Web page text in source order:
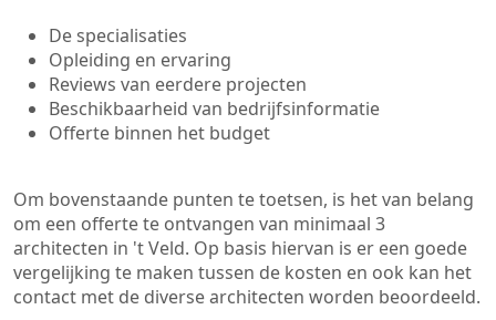
De specialisaties
Opleiding en ervaring
Reviews van eerdere projecten
Beschikbaarheid van bedrijfsinformatie
Offerte binnen het budget
Om bovenstaande punten te toetsen, is het van belang
om een offerte te ontvangen van minimaal 3
architecten in 't Veld. Op basis hiervan is er een goede
vergelijking te maken tussen de kosten en ook kan het
contact met de diverse architecten worden beoordeeld.